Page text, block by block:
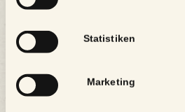
Statistiken
Marketing
Serien:
Jedermann REMIX 2.0
Hochmair